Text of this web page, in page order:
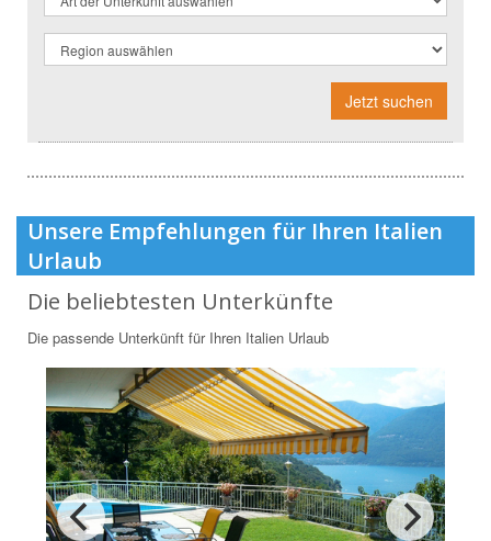
Jetzt suchen
Unsere Empfehlungen für Ihren Italien
Urlaub
Die beliebtesten Unterkünfte
Die passende Unterkünft für Ihren Italien Urlaub